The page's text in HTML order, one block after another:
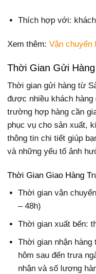
Thích hợp với:
Xem thêm: Vận chuyển
Thời Gian Gửi
Thời gian gửi hàng từ
được nhiều khách
trường hợp hàng cần
phục vụ cho sản xuất,
thông tin chi tiết giúp
và những yếu tố ảnh
Thời Gian Giao Hàng
Thời gian vận
– 48h)
Thời gian xuất bến:
Thời gian nhận
hôm sau đến trưa
nhận và số lượng